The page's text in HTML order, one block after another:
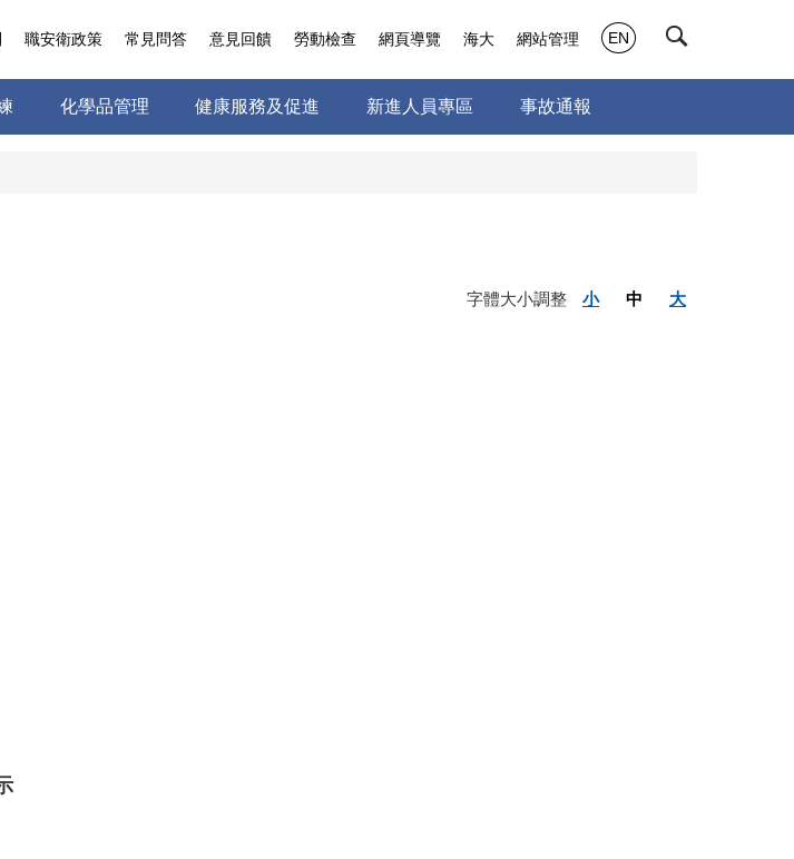
化學品管理 健康服務及促進 新進人員專區 事故通報
職安衛政策 常見問答 意見回饋 勞動檢查 網頁導覽 海大 網站管理 EN
字體大小調整 小 中 大